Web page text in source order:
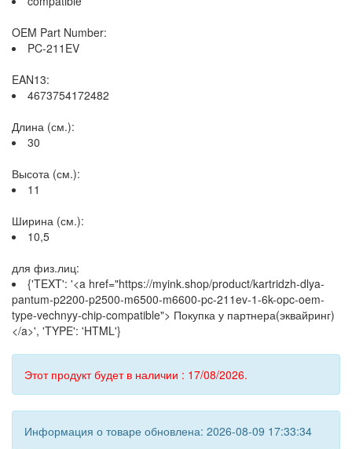
OEM Part Number:
PC-211EV
EAN13:
4673754172482
Длина (см.):
30
Высота (см.):
11
Ширина (см.):
10,5
для физ.лиц:
{'TEXT': '<a href="https://myink.shop/product/kartridzh-dlya-
pantum-p2200-p2500-m6500-m6600-pc-211ev-1-6k-opc-oem-
type-vechnyy-chip-compatible"> Покупка у партнера(эквайринг)
</a>', 'TYPE': 'HTML'}
Этот продукт будет в наличии : 17/08/2026.
Информация о товаре обновлена: 2026-08-09 17:33:34